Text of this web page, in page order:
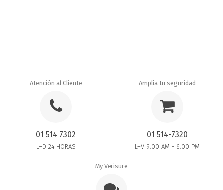
Atención al Cliente
01 514 7302
L–D 24 HORAS
Amplía tu seguridad
01 514-7320
L–V 9:00 AM - 6:00 PM
My Verisure